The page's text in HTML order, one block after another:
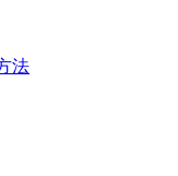
法